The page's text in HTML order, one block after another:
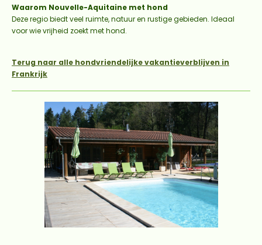
Waarom Nouvelle-Aquitaine met hond
Deze regio biedt veel ruimte, natuur en rustige gebieden. Ideaal
voor wie vrijheid zoekt met hond.
Terug naar alle hondvriendelijke vakantieverblijven in
Frankrijk